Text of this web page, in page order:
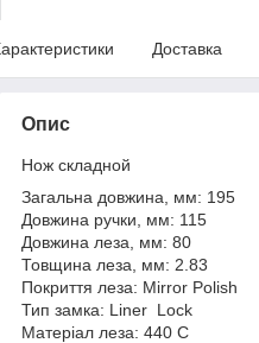
Доставка
Опис
Нож складной
Загальна довжина, мм: 195
Довжина ручки, мм: 115
Довжина леза, мм: 80
Товщина леза, мм: 2.83
Покриття леза: Mirror Polish
Тип замка: Liner Lock
Матеріал леза: 440 C